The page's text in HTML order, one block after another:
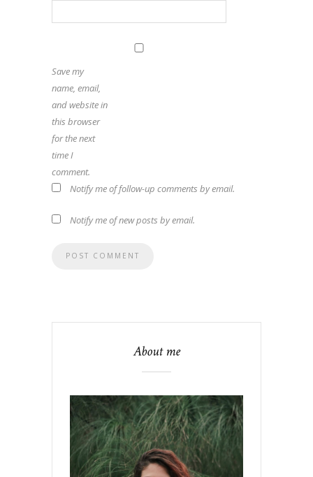
Save my
name, email,
and website in
this browser
for the next
time I
comment.
Notify me of follow-up comments by email.
Notify me of new posts by email.
About me